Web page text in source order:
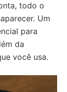
todo o
Um
para
da
você usa.